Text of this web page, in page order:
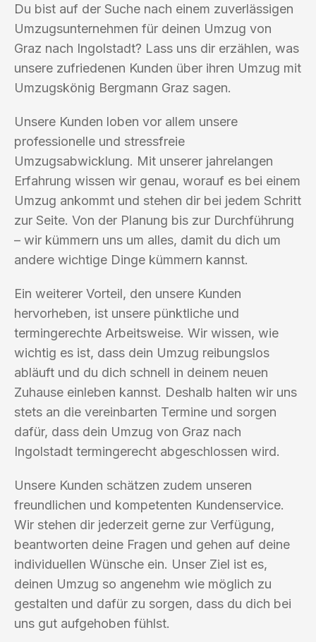
Du bist auf der Suche nach einem zuverlässigen
Umzugsunternehmen für deinen Umzug von
Graz nach Ingolstadt? Lass uns dir erzählen, was
unsere zufriedenen Kunden über ihren Umzug mit
Umzugskönig Bergmann Graz sagen.
Unsere Kunden loben vor allem unsere
professionelle und stressfreie
Umzugsabwicklung. Mit unserer jahrelangen
Erfahrung wissen wir genau, worauf es bei einem
Umzug ankommt und stehen dir bei jedem Schritt
zur Seite. Von der Planung bis zur Durchführung
– wir kümmern uns um alles, damit du dich um
andere wichtige Dinge kümmern kannst.
Ein weiterer Vorteil, den unsere Kunden
hervorheben, ist unsere pünktliche und
termingerechte Arbeitsweise. Wir wissen, wie
wichtig es ist, dass dein Umzug reibungslos
abläuft und du dich schnell in deinem neuen
Zuhause einleben kannst. Deshalb halten wir uns
stets an die vereinbarten Termine und sorgen
dafür, dass dein Umzug von Graz nach
Ingolstadt termingerecht abgeschlossen wird.
Unsere Kunden schätzen zudem unseren
freundlichen und kompetenten Kundenservice.
Wir stehen dir jederzeit gerne zur Verfügung,
beantworten deine Fragen und gehen auf deine
individuellen Wünsche ein. Unser Ziel ist es,
deinen Umzug so angenehm wie möglich zu
gestalten und dafür zu sorgen, dass du dich bei
uns gut aufgehoben fühlst.